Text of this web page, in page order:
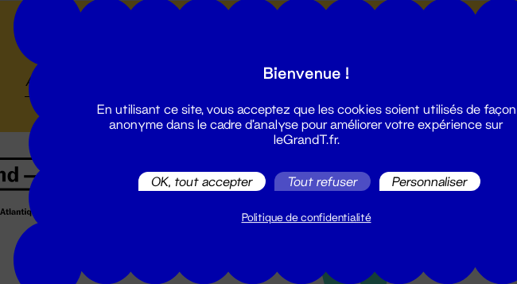
02 51 88 25 25
Du lundi au vendredi 14h → 18h
Bienvenue !
En utilisant ce site, vous acceptez que les cookies soient utilisés de façon
anonyme dans le cadre d'analyse pour améliorer votre expérience sur
leGrandT.fr.
OK, tout accepter Tout refuser Personnaliser
Politique de confidentialité